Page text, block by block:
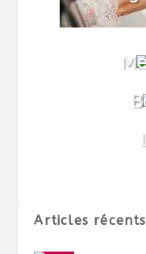
Articles récents